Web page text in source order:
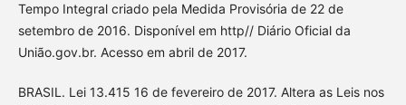
Tempo Integral criado pela Medida Provisória de 22 de
setembro de 2016. Disponível em http// Diário Oficial da
União.gov.br. Acesso em abril de 2017.
BRASIL. Lei 13.415 16 de fevereiro de 2017. Altera as Leis nos